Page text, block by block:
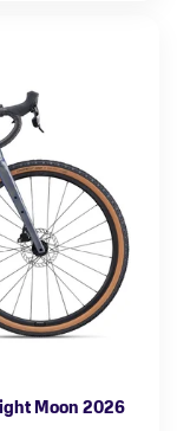
Moon 2026